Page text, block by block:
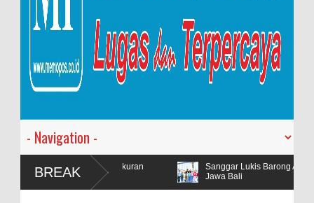
BREAK
Tasyakuran
Sanggar Lukis Barong Art Production